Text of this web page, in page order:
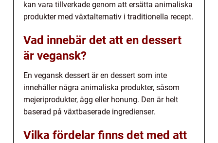
kan vara tillverkade genom att ersätta animaliska
produkter med växtalternativ i traditionella recept.
Vad innebär det att en dessert
är vegansk?
En vegansk dessert är en dessert som inte
innehåller några animaliska produkter, såsom
mejeriprodukter, ägg eller honung. Den är helt
baserad på växtbaserade ingredienser.
Vilka fördelar finns det med att